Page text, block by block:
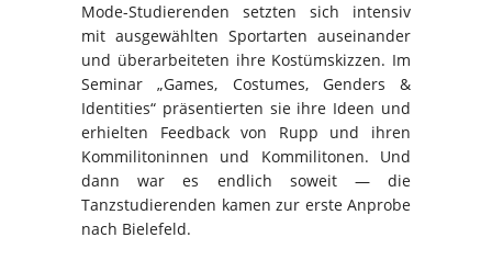
Mode-Studierenden setzten sich intensiv
mit ausgewählten Sportarten auseinander
und überarbeiteten ihre Kostümskizzen. Im
Seminar „Games, Costumes, Genders &
Identities“ präsentierten sie ihre Ideen und
erhielten Feedback von Rupp und ihren
Kommilitoninnen und Kommilitonen. Und
dann war es endlich soweit — die
Tanzstudierenden kamen zur erste Anprobe
nach Bielefeld.